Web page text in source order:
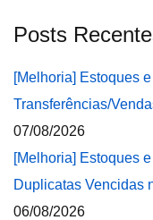
Posts
[Melhoria] Estoques
Transferências/
07/08/2026
[Melhoria] Estoques
Duplicatas Vencidas
06/08/2026